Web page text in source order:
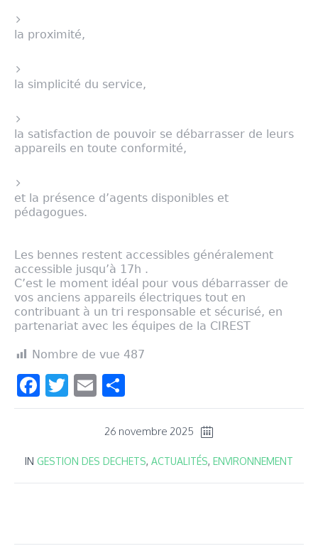
la proximité,
la simplicité du service,
la satisfaction de pouvoir se débarrasser de leurs
appareils en toute conformité,
et la présence d’agents disponibles et
pédagogues.
Les bennes restent accessibles généralement
accessible jusqu’à 17h .
C’est le moment idéal pour vous débarrasser de
vos anciens appareils électriques tout en
contribuant à un tri responsable et sécurisé, en
partenariat avec les équipes de la CIREST
Nombre de vue 487
Facebook
Twitter
Email
26 novembre 2025
IN GESTION DES DECHETS, ACTUALITÉS, ENVIRONNEMENT